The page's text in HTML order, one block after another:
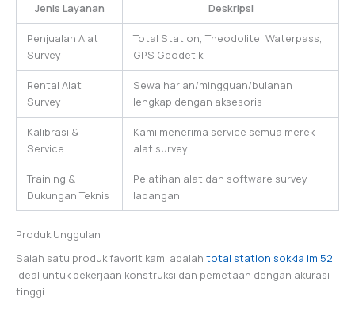
Jenis Layanan Deskripsi
Penjualan Alat
Survey
Total Station, Theodolite, Waterpass,
GPS Geodetik
Rental Alat
Survey
Sewa harian/mingguan/bulanan
lengkap dengan aksesoris
Kalibrasi &
Service
Kami menerima service semua merek
alat survey
Training &
Dukungan Teknis
Pelatihan alat dan software survey
lapangan
Produk Unggulan
Salah satu produk favorit kami adalah total station sokkia im 52,
ideal untuk pekerjaan konstruksi dan pemetaan dengan akurasi
tinggi.